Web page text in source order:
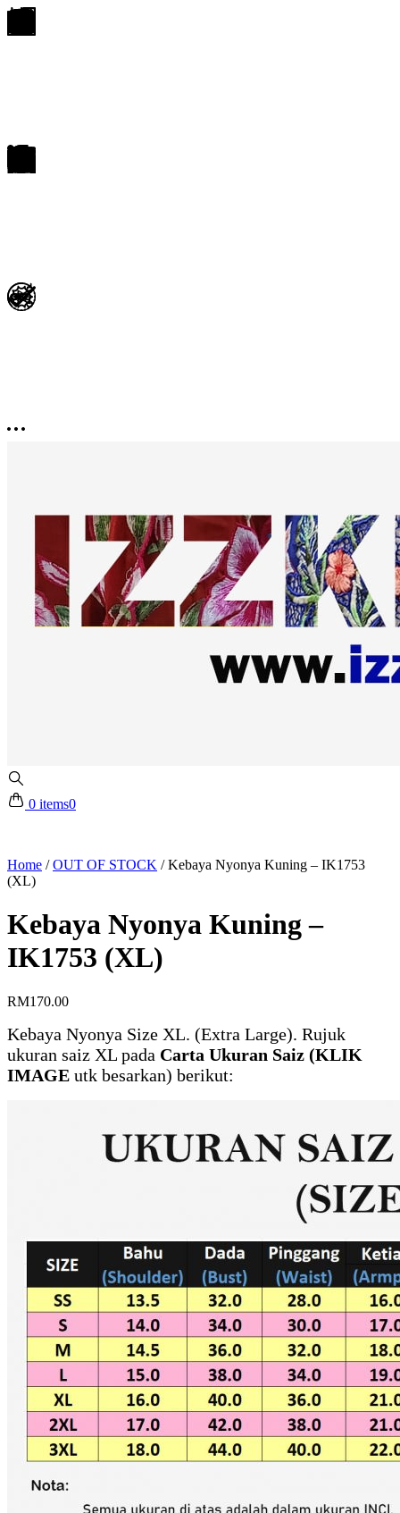
0 items0
Home /OUT OF STOCK /Kebaya Nyonya Kuning – IK1753
(XL)
Kebaya Nyonya Kuning –
IK1753 (XL)
RM170.00
Kebaya Nyonya Size XL. (Extra Large). Rujuk
ukuran saiz XL pada Carta Ukuran Saiz (KLIK
IMAGE utk besarkan) berikut: